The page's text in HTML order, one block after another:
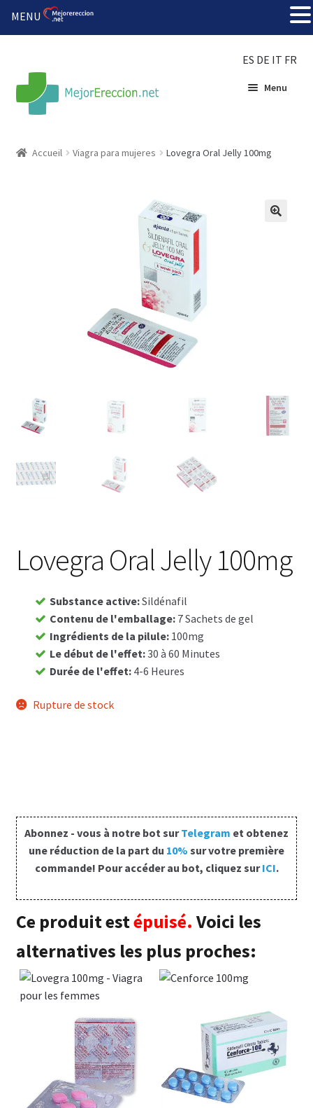
ES DE IT FR
Menu
Voyage romantique.
Base de données de produits
D’accord
Blog
Panier
Mentions Légales
Mon compte
Paiement
Politique de confidentialité
Questions fréquemment posées
A propos de nous
Accueil Viagra para mujeres Lovegra Oral Jelly 100mg
Lovegra Oral Jelly 100mg
Substance active:Sildénafil
Contenu de l'emballage: 7 Sachets de gel
Ingrédients de la pilule: 100mg
Le début de l'effet:30 à 60 Minutes
Durée de l'effet: 4-6 Heures
Rupture de stock
Abonnez - vous à notre bot surTelegram et obtenez
une réduction de la part du 10% sur votre première
commande! Pour accéder au bot, cliquez surICI.
Ce produit estépuisé. Voici les
alternatives les plus proches:
MENU